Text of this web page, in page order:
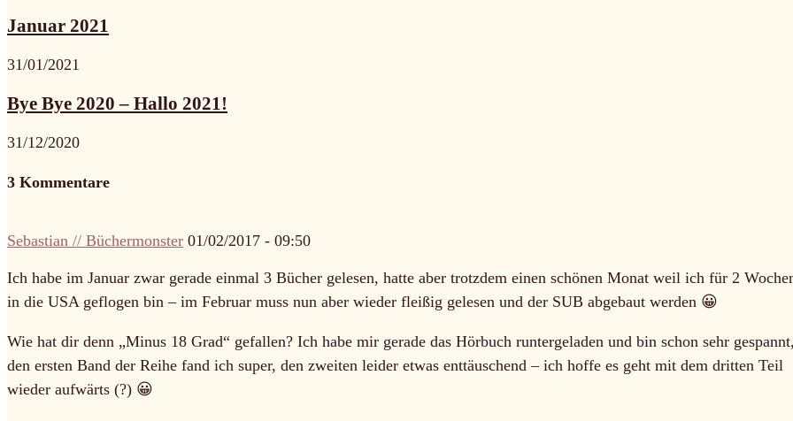
Januar 2021
31/01/2021
Bye Bye 2020 – Hallo 2021!
31/12/2020
3 Kommentare
Sebastian // Büchermonster 01/02/2017 - 09:50
Ich habe im Januar zwar gerade einmal 3 Bücher gelesen, hatte aber trotzdem einen schönen Monat weil ich für 2
in die USA geflogen bin – im Februar muss nun aber wieder fleißig gelesen und der SUB abgebaut werden 😀
Wie hat dir denn „Minus 18 Grad“ gefallen? Ich habe mir gerade das Hörbuch runtergeladen und bin schon sehr
den ersten Band der Reihe fand ich super, den zweiten leider etwas enttäuschend – ich hoffe es geht mit dem dritten Teil
wieder aufwärts (?) 😀